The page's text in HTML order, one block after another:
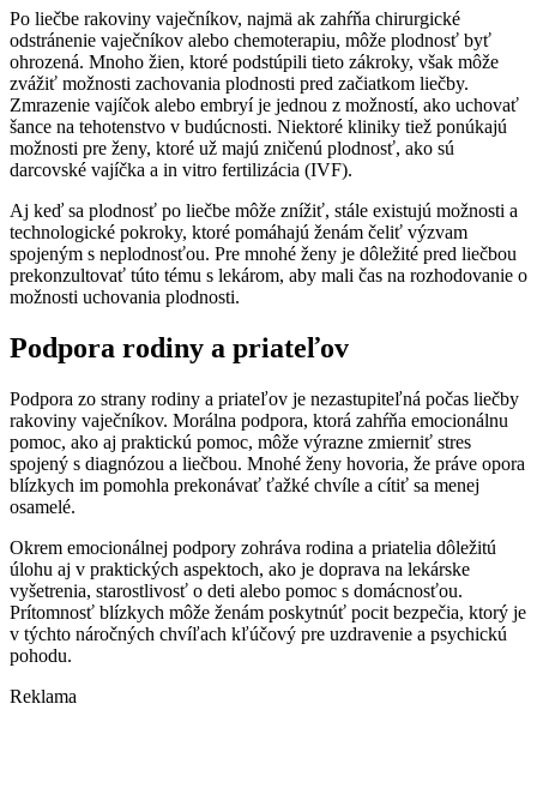
Po liečbe rakoviny vaječníkov, najmä ak zahŕňa chirurgické
odstránenie vaječníkov alebo chemoterapiu, môže plodnosť byť
ohrozená. Mnoho žien, ktoré podstúpili tieto zákroky, však môže
zvážiť možnosti zachovania plodnosti pred začiatkom liečby.
Zmrazenie vajíčok alebo embryí je jednou z možností, ako uchovať
šance na tehotenstvo v budúcnosti. Niektoré kliniky tiež ponúkajú
možnosti pre ženy, ktoré už majú zničenú plodnosť, ako sú
darcovské vajíčka a in vitro fertilizácia (IVF).
Aj keď sa plodnosť po liečbe môže znížiť, stále existujú možnosti a
technologické pokroky, ktoré pomáhajú ženám čeliť výzvam
spojeným s neplodnosťou. Pre mnohé ženy je dôležité pred liečbou
prekonzultovať túto tému s lekárom, aby mali čas na rozhodovanie o
možnosti uchovania plodnosti.
Podpora rodiny a priateľov
Podpora zo strany rodiny a priateľov je nezastupiteľná počas liečby
rakoviny vaječníkov. Morálna podpora, ktorá zahŕňa emocionálnu
pomoc, ako aj praktickú pomoc, môže výrazne zmierniť stres
spojený s diagnózou a liečbou. Mnohé ženy hovoria, že práve opora
blízkych im pomohla prekonávať ťažké chvíle a cítiť sa menej
osamelé.
Okrem emocionálnej podpory zohráva rodina a priatelia dôležitú
úlohu aj v praktických aspektoch, ako je doprava na lekárske
vyšetrenia, starostlivosť o deti alebo pomoc s domácnosťou.
Prítomnosť blízkych môže ženám poskytnúť pocit bezpečia, ktorý je
v týchto náročných chvíľach kľúčový pre uzdravenie a psychickú
pohodu.
Reklama